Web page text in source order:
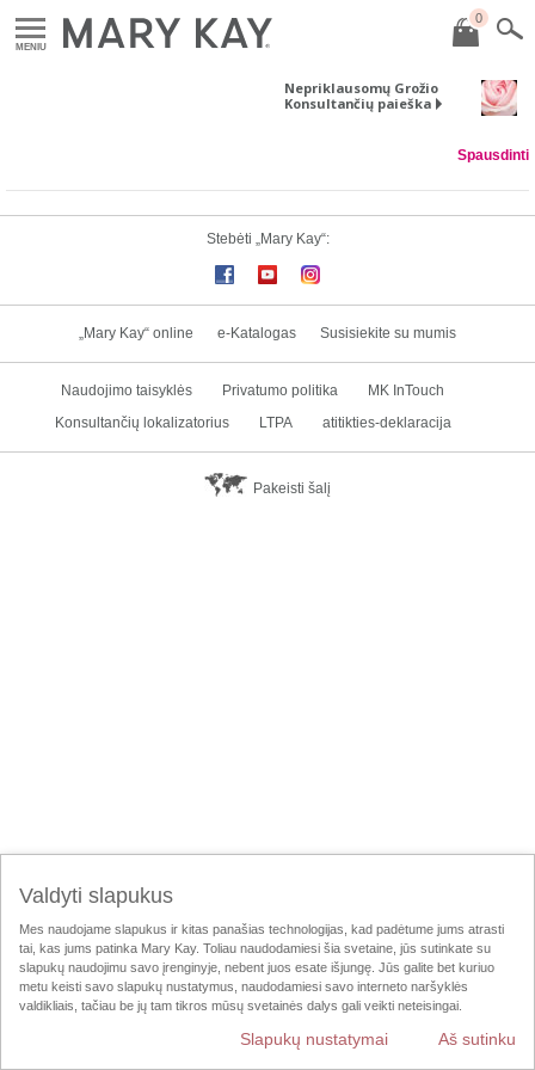
MENIU
0
Nepriklausomų Grožio
Konsultančių paieška
Spausdinti
Stebėti „Mary Kay“:
„Mary Kay“ online e-Katalogas Susisiekite su mumis
Naudojimo taisyklės Privatumo politika
MK InTouch
Konsultančių lokalizatorius
LTPA atitikties-deklaracija
Pakeisti šalį
Valdyti slapukus
Mes naudojame slapukus ir kitas panašias technologijas, kad padėtume jums atrasti
tai, kas jums patinka Mary Kay. Toliau naudodamiesi šia svetaine, jūs sutinkate su
slapukų naudojimu savo įrenginyje, nebent juos esate išjungę. Jūs galite bet kuriuo
metu keisti savo slapukų nustatymus, naudodamiesi savo interneto naršyklės
valdikliais, tačiau be jų tam tikros mūsų svetainės dalys gali veikti neteisingai.
Aš sutinku
Slapukų nustatymai